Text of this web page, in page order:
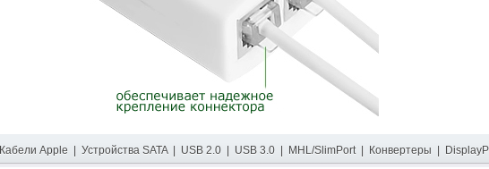
Кабели Apple Устройства SATA| USB 2.0| USB 3.0| MHL/SlimPort| Конвертеры